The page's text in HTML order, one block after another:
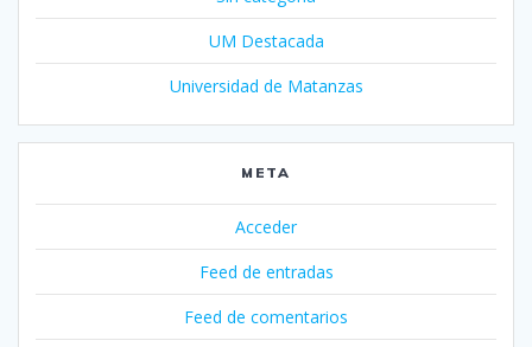
UM Destacada
Universidad de Matanzas
META
Acceder
Feed de entradas
Feed de comentarios